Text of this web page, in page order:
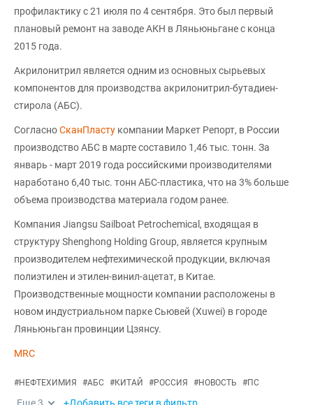
профилактику с 21 июля по 4 сентября. Это был первый
плановый ремонт на заводе АКН в Ляньюньгане с конца
2015 года.
Акрилонитрил является одним из основных сырьевых
компонентов для производства акрилонитрил-бутадиен-
стирола (АБС).
СогласноСканПласту компании Маркет Репорт, в России
производство АБС в марте составило 1,46 тыс. тонн. За
январь - март 2019 года российскими производителями
наработано 6,40 тыс. тонн АБС-пластика, что на 3% больше
объема производства материала годом ранее.
Компания Jiangsu Sailboat Petrochemical, входящая в
структуру Shenghong Holding Group, является крупным
производителем нефтехимической продукции, включая
полиэтилен и этилен-винил-ацетат, в Китае.
Производственные мощности компании расположены в
новом индустриальном парке Сьювей (Xuwei) в городе
Ляньюньган провинции Цзянсу.
MRC
#НЕФТЕХИМИЯ #АБС #КИТАЙ #РОССИЯ #НОВОСТЬ #ПС